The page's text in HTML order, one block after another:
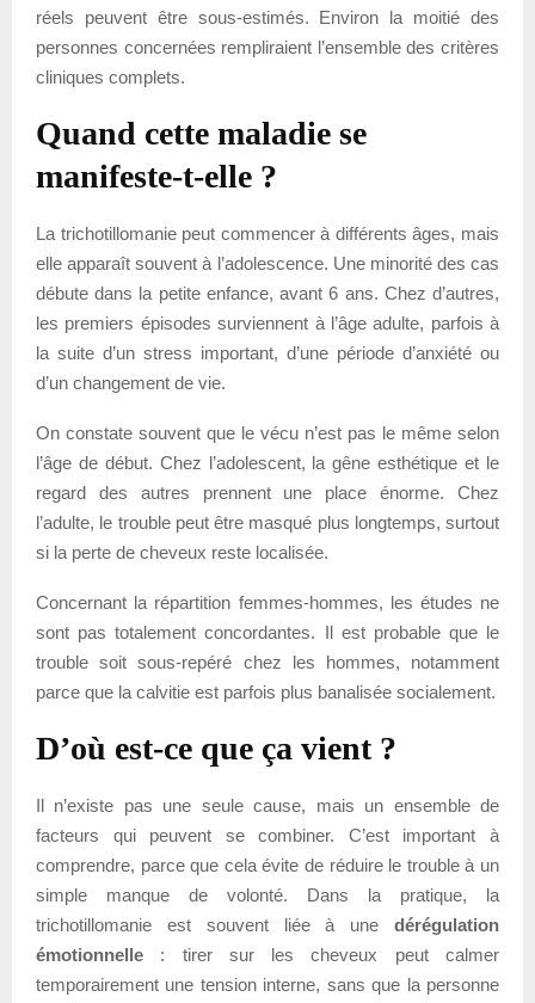
réels peuvent être sous-estimés. Environ la moitié des
personnes concernées rempliraient l’ensemble des critères
cliniques complets.
Quand cette maladie se
manifeste-t-elle ?
La trichotillomanie peut commencer à différents âges, mais
elle apparaît souvent à l’adolescence. Une minorité des cas
débute dans la petite enfance, avant 6 ans. Chez d’autres,
les premiers épisodes surviennent à l’âge adulte, parfois à
la suite d’un stress important, d’une période d’anxiété ou
d’un changement de vie.
On constate souvent que le vécu n’est pas le même selon
l’âge de début. Chez l’adolescent, la gêne esthétique et le
regard des autres prennent une place énorme. Chez
l’adulte, le trouble peut être masqué plus longtemps, surtout
si la perte de cheveux reste localisée.
Concernant la répartition femmes-hommes, les études ne
sont pas totalement concordantes. Il est probable que le
trouble soit sous-repéré chez les hommes, notamment
parce que la calvitie est parfois plus banalisée socialement.
D’où est-ce que ça vient ?
Il n’existe pas une seule cause, mais un ensemble de
facteurs qui peuvent se combiner. C’est important à
comprendre, parce que cela évite de réduire le trouble à un
simple manque de volonté. Dans la pratique, la
trichotillomanie est souvent liée à une dérégulation
émotionnelle : tirer sur les cheveux peut calmer
temporairement une tension interne, sans que la personne